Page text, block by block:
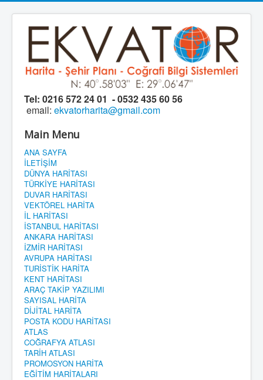
Tel: 0216 572 24 01 - 0532 435 60 56
email: ekvatorharita@gmail.com
Main Menu
ANA SAYFA
İLETİŞİM
DÜNYA HARİTASI
TÜRKİYE HARİTASI
DUVAR HARİTASI
VEKTÖREL HARİTA
İL HARİTASI
İSTANBUL HARİTASI
ANKARA HARİTASI
İZMİR HARİTASI
AVRUPA HARİTASI
TURİSTİK HARİTA
KENT HARİTASI
ARAÇ TAKİP YAZILIMI
SAYISAL HARİTA
DİJİTAL HARİTA
POSTA KODU HARİTASI
ATLAS
COĞRAFYA ATLASI
TARİH ATLASI
PROMOSYON HARİTA
EĞİTİM HARİTALARI